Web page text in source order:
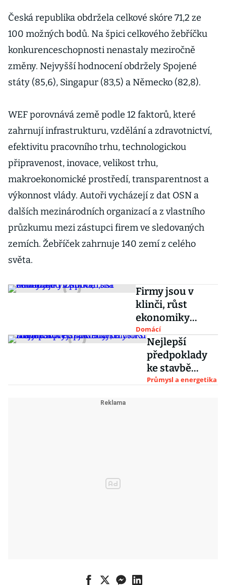
průzkum.
Brexit působí
Česká republika obdržela celkové skóre 71,2 ze
100 možných bodů. Na špici celkového žebříčku
konkurenceschopnosti nenastaly meziročně
změny. Nejvyšší hodnocení obdržely Spojené
státy (85,6), Singapur (83,5) a Německo (82,8).
WEF porovnává země podle 12 faktorů, které
zahrnují infrastrukturu, vzdělání a zdravotnictví,
efektivitu pracovního trhu, technologickou
připravenost, inovace, velikost trhu,
makroekonomické prostředí, transparentnost a
výkonnost vlády. Autoři vycházejí z dat OSN a
dalších mezinárodních organizací a z vlastního
průzkumu mezi zástupci firem ve sledovaných
zemích. Žebříček zahrnuje 140 zemí z celého
světa.
Firmy jsou v
klinči, růst
ekonomiky
zpomalí,
odhaduje
Hospodářská
komora
Domácí
Nejlepší
předpoklady
ke stavbě
nových
Průmysl a energetika